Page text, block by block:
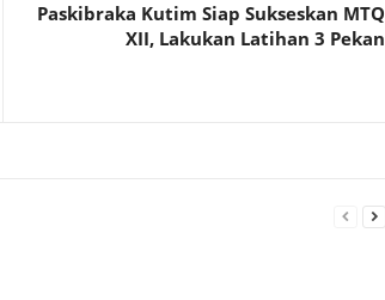
Paskibraka Kutim Siap Sukseskan MTQ
XII, Lakukan Latihan 3 Pekan